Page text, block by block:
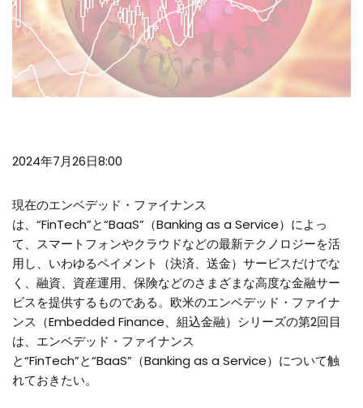
2024年7月26日8:00
現在のエンベデッド・ファイナンス
は、“FinTech”と“BaaS”（Banking as a Service）によっ
て、スマートフォンやクラウドなどの最新テクノロジーを活
用し、いわゆるペイメント（決済、送金）サービスだけでな
く、融資、資産運用、保険などのさまざまな高度な金融サー
ビスを提供するものである。欧米のエンベデッド・ファイナ
ンス（Embedded Finance、組込金融）シリーズの第2回目
は、エンベデッド・ファイナンス
と“FinTech”と“BaaS”（Banking as a Service）について触
れておきたい。